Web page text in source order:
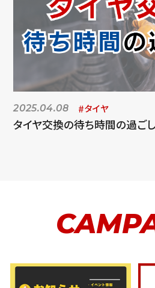
2025.04.08 タイヤ
タイヤ交換の待ち時間の過ご